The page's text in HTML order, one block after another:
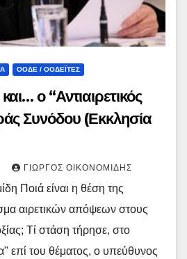
ΟΟΔΕ / ΟΟΔΕΪ́ΤΕΣ
ο “Αντιαιρετικός
Συνόδου (Εκκλησία
ΓΙΏΡΓΟΣ ΟΙΚΟΝΟΜΊΔΗΣ
Ποιά είναι η θέση της
αιρετικών απόψεων στους
Τί στάση τήρησε, στο
επί του θέματος, ο υπεύθυνος